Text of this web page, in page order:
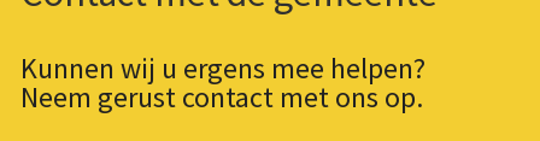
Kunnen wij u ergens mee helpen?
Neem gerust contact met ons op.